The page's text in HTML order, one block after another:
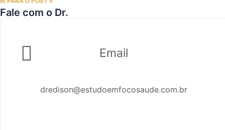
Fale com o Dr.
Email
dredison@estudoemfocosaude.com.br